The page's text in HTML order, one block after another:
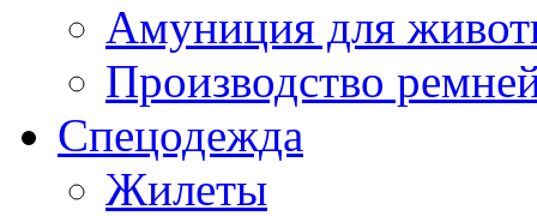
Амуниция для
Производство
Спецодежда
Жилеты